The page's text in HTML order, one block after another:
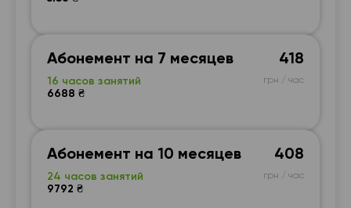
Абонемент на 7 месяцев
16 часов занятий
6688 ₴
418
грн / час
Абонемент на 10 месяцев
24 часов занятий
9792 ₴
408
грн / час